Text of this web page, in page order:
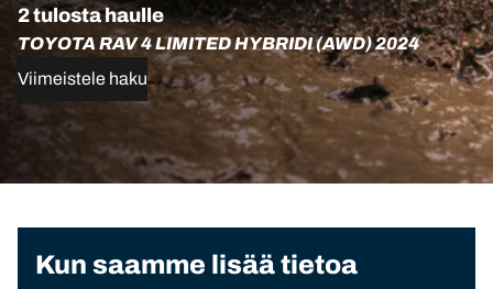
2 tulosta haulle
TOYOTA RAV 4 LIMITED HYBRIDI (AWD) 2024
Viimeistele haku
Kun saamme lisää tietoa